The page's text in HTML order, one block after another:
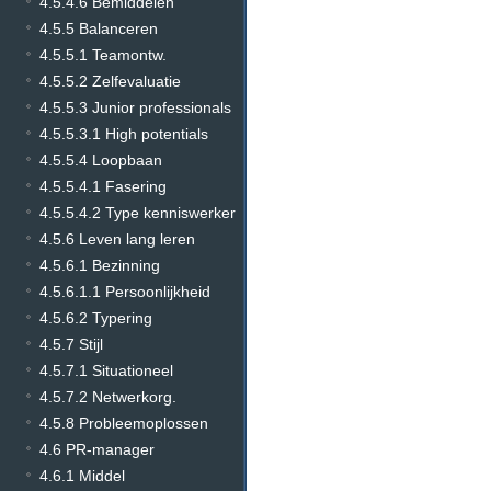
4.5.5 Balanceren
4.5.5.1 Teamontw.
4.5.5.2 Zelfevaluatie
4.5.5.3 Junior professionals
4.5.5.3.1 High potentials
4.5.5.4 Loopbaan
4.5.5.4.1 Fasering
4.5.5.4.2 Type kenniswerker
4.5.6 Leven lang leren
4.5.6.1 Bezinning
4.5.6.1.1 Persoonlijkheid
4.5.6.2 Typering
4.5.7 Stijl
4.5.7.1 Situationeel
4.5.7.2 Netwerkorg.
4.5.8 Probleemoplossen
4.6 PR-manager
4.6.1 Middel